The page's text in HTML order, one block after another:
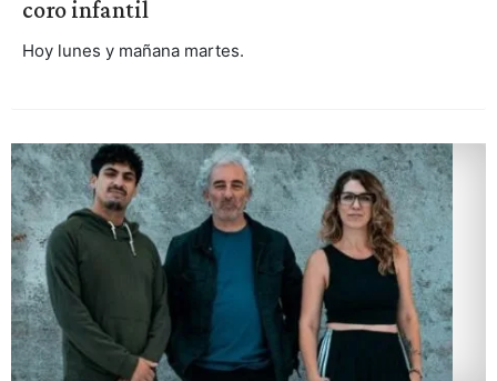
coro infantil
Hoy lunes y mañana martes.